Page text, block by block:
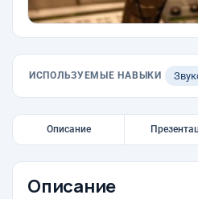
ИСПОЛЬЗУЕМЫЕ НАВЫКИ
Описание
Описание